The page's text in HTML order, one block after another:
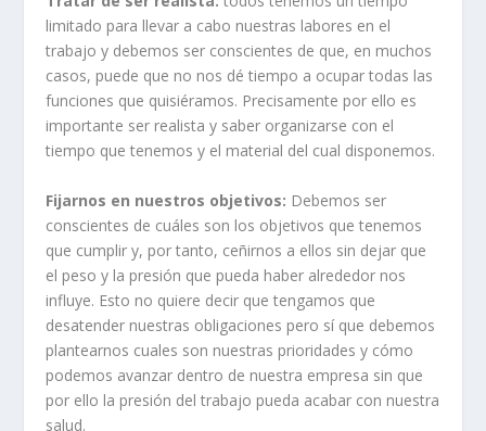
limitado para llevar a cabo nuestras labores en el
trabajo y debemos ser conscientes de que, en muchos
casos, puede que no nos dé tiempo a ocupar todas las
funciones que quisiéramos. Precisamente por ello es
importante ser realista y saber organizarse con el
tiempo que tenemos y el material del cual disponemos.
Fijarnos en nuestros objetivos: Debemos ser
conscientes de cuáles son los objetivos que tenemos
que cumplir y, por tanto, ceñirnos a ellos sin dejar que
el peso y la presión que pueda haber alrededor nos
influye. Esto no quiere decir que tengamos que
desatender nuestras obligaciones pero sí que debemos
plantearnos cuales son nuestras prioridades y cómo
podemos avanzar dentro de nuestra empresa sin que
por ello la presión del trabajo pueda acabar con nuestra
salud.